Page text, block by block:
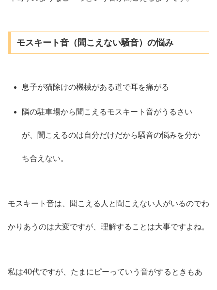
モスキート音（聞こえない騒音）の悩み
息子が猫除けの機械がある道で耳を痛がる
隣の駐車場から聞こえるモスキート音がうるさい
が、聞こえるのは自分だけだから騒音の悩みを分か
ち合えない。
モスキート音は、聞こえる人と聞こえない人がいるのでわ
かりあうのは大変ですが、理解することは大事ですよね。
私は40代ですが、たまにピーっていう音がするときもあ